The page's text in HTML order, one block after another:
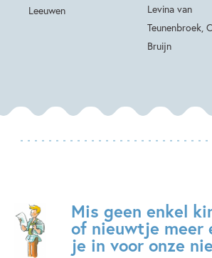
Leeuwen
Levina van
Teunenbroek,
Bruijn
Mis geen enkel
of nieuwtje meer
je in voor onze